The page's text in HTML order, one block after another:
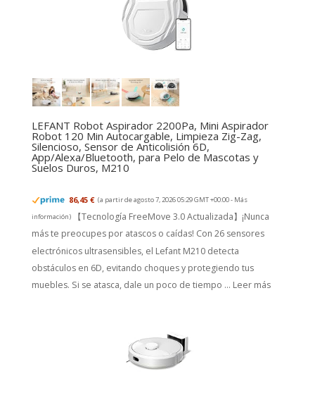
LEFANT Robot Aspirador 2200Pa, Mini Aspirador
Robot 120 Min Autocargable, Limpieza Zig-Zag,
Silencioso, Sensor de Anticolisión 6D,
App/Alexa/Bluetooth, para Pelo de Mascotas y
Suelos Duros, M210
86,45 € (a partir de agosto 7, 2026 05:29 GMT +00:00 - Más
información)
【Tecnología FreeMove 3.0 Actualizada】¡Nunca
más te preocupes por atascos o caídas! Con 26 sensores
electrónicos ultrasensibles, el Lefant M210 detecta
obstáculos en 6D, evitando choques y protegiendo tus
muebles. Si se atasca, dale un poco de tiempo ... Leer más